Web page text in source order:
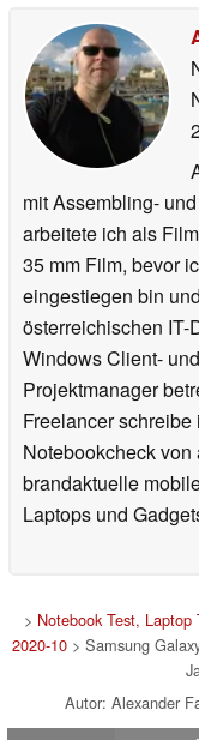
mit Assembling-
arbeitete ich als
35 mm Film, bevor
eingestiegen bin
österreichischen
Windows Client-
Projektmanager
Freelancer
Notebookcheck
brandaktuelle
Laptops und
> Notebook Test, Laptop
2020-10 > Samsung
Autor: Alexander